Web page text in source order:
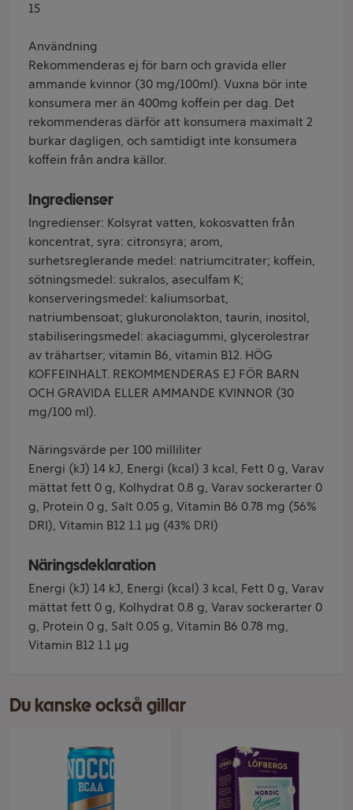
15
Användning
Rekommenderas ej för barn och gravida eller
ammande kvinnor (30 mg/100ml). Vuxna bör inte
konsumera mer än 400mg koffein per dag. Det
rekommenderas därför att konsumera maximalt 2
burkar dagligen, och samtidigt inte konsumera
koffein från andra källor.
Ingredienser
Ingredienser: Kolsyrat vatten, kokosvatten från
koncentrat, syra: citronsyra; arom,
surhetsreglerande medel: natriumcitrater; koffein,
sötningsmedel: sukralos, aseculfam K;
konserveringsmedel: kaliumsorbat,
natriumbensoat; glukuronolakton, taurin, inositol,
stabiliseringsmedel: akaciagummi, glycerolestrar
av trähartser; vitamin B6, vitamin B12. HÖG
KOFFEINHALT. REKOMMENDERAS EJ FÖR BARN
OCH GRAVIDA ELLER AMMANDE KVINNOR (30
mg/100 ml).
Näringsvärde per 100 milliliter
Energi (kJ) 14 kJ, Energi (kcal) 3 kcal, Fett 0 g, Varav
mättat fett 0 g, Kolhydrat 0.8 g, Varav sockerarter 0
g, Protein 0 g, Salt 0.05 g, Vitamin B6 0.78 mg (56%
DRI), Vitamin B12 1.1 µg (43% DRI)
Näringsdeklaration
Energi (kJ) 14 kJ, Energi (kcal) 3 kcal, Fett 0 g, Varav
mättat fett 0 g, Kolhydrat 0.8 g, Varav sockerarter 0
g, Protein 0 g, Salt 0.05 g, Vitamin B6 0.78 mg,
Vitamin B12 1.1 µg
Du kanske också gillar